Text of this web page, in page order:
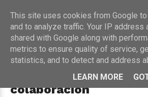
HOME›MÚSICA
Tini vuelve a unirse a
Yatra en una explosiva
colaboración
This site uses cookies from Google
and to analyze traffic. Your IP address
shared with Google along with
metrics to ensure quality of service,
statistics, and to detect and address
LEARN MORE